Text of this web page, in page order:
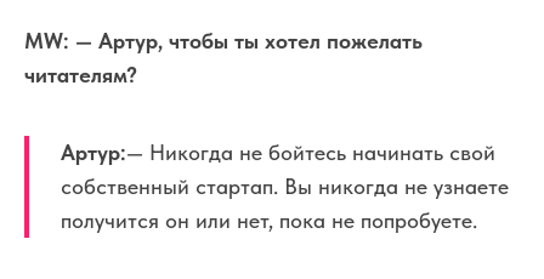
MW: — Артур, чтобы ты хотел пожелать
читателям?
Артур:— Никогда не бойтесь начинать свой
собственный стартап. Вы никогда не узнаете
получится он или нет, пока не попробуете.